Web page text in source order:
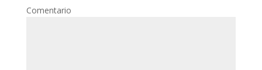
Comentario